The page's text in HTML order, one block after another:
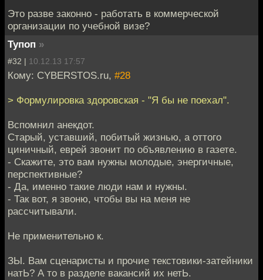
Это разве законно - работать в коммерческой
организации по учебной визе?
Тупоп »
#32 | 10.12.13 17:57
Кому: CYBERSTOS.ru, #28
> Формулировка здоровская - "Я бы не поехал".
Вспомнил анекдот.
Старый, уставший, побитый жизнью, а оттого
циничный, еврей звонит по объявлению в газете.
- Скажите, это вам нужны молодые, энергичные,
перспективные?
- Да, именно такие люди нам и нужны.
- Так вот, я звоню, чтобы вы на меня не
рассчитывали.
Не применительно к.
ЗЫ. Вам сценаристы и прочие текстовики-затейники
натЬ? А то в разделе вакансий их нетЬ.